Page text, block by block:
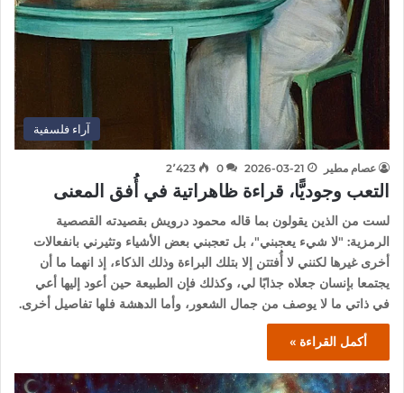
آراء فلسفية
عصام مطير 2026-03-21
0 2٬423
التعب وجوديًّا، قراءة ظاهراتية في أُفق المعنى
لست من الذين يقولون بما قاله محمود درويش بقصيدته القصصية
الرمزية: "لا شيء يعجبني"، بل تعجبني بعض الأشياء وتثيرني بانفعالات
أخرى غيرها لكنني لا أُفتتن إلا بتلك البراءة وذلك الذكاء، إذ انهما ما أن
يجتمعا بإنسان جعلاه جذابًا لي، وكذلك فإن الطبيعة حين أعود إليها أعي
في ذاتي ما لا يوصف من جمال الشعور، وأما الدهشة فلها تفاصيل أخرى.
أكمل القراءة »